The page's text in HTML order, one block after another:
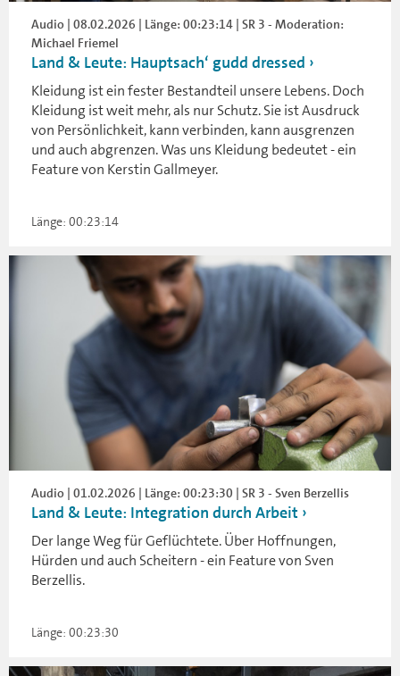
Audio | 08.02.2026 | Länge: 00:23:14 | SR 3 - Moderation:
Michael Friemel
Land & Leute: Hauptsach‘ gudd dressed
Kleidung ist ein fester Bestandteil unsere Lebens. Doch
Kleidung ist weit mehr, als nur Schutz. Sie ist Ausdruck
von Persönlichkeit, kann verbinden, kann ausgrenzen
und auch abgrenzen. Was uns Kleidung bedeutet - ein
Feature von Kerstin Gallmeyer.
Länge: 00:23:14
Audio | 01.02.2026 | Länge: 00:23:30 | SR 3 - Sven Berzellis
Land & Leute: Integration durch Arbeit
Der lange Weg für Geflüchtete. Über Hoffnungen,
Hürden und auch Scheitern - ein Feature von Sven
Berzellis.
Länge: 00:23:30